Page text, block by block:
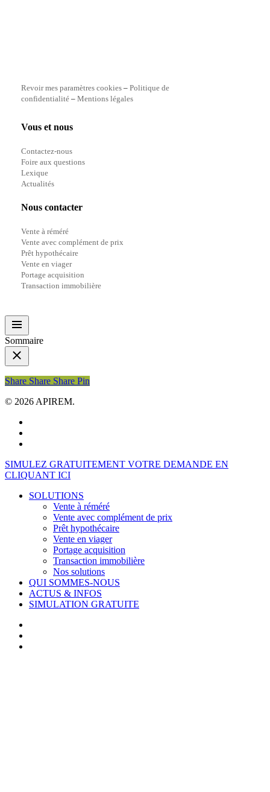
Revoir mes paramètres cookies– Politique de
confidentialité – Mentions légales
Vous et nous
Contactez-nous
Foire aux questions
Lexique
Actualités
Nous contacter
Vente à réméré
Vente avec complément de prix
Prêt hypothécaire
Vente en viager
Portage acquisition
Transaction immobilière
Sommaire
Share
Share Share Share Pin
© 2026 APIREM.
Close
Menu
SIMULEZ GRATUITEMENT VOTRE DEMANDE EN
CLIQUANT ICI
SOLUTIONS
Vente à réméré
Vente avec complément de prix
Prêt hypothécaire
Vente en viager
Portage acquisition
Transaction immobilière
Nos solutions
QUI SOMMES-NOUS
ACTUS & INFOS
SIMULATION GRATUITE